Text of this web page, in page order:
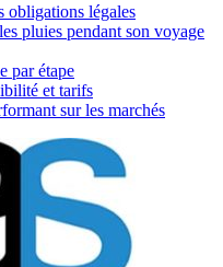
obligations légales
pluies pendant son voyage
par étape
et tarifs
sur les marchés